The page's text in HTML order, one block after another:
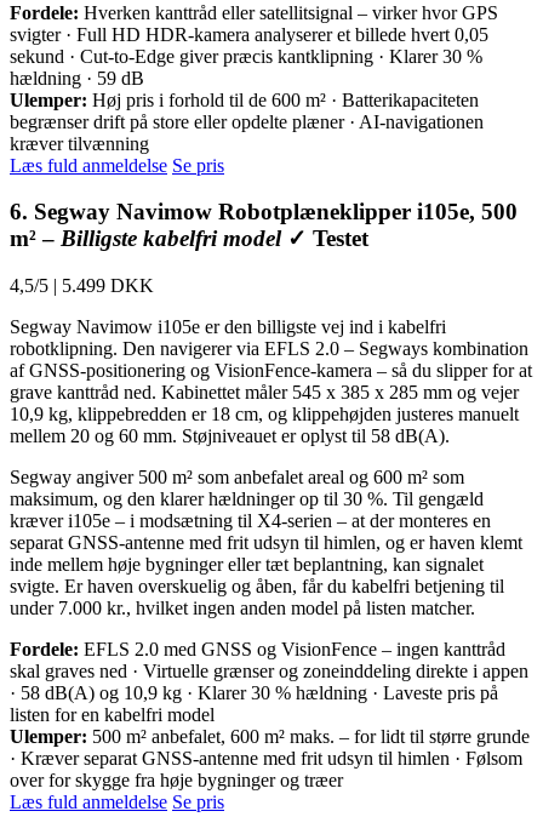
Fordele: Hverken kanttråd eller satellitsignal – virker hvor GPS
svigter · Full HD HDR-kamera analyserer et billede hvert 0,05
sekund · Cut-to-Edge giver præcis kantklipning · Klarer 30 %
hældning · 59 dB
Ulemper: Høj pris i forhold til de 600 m² · Batterikapaciteten
begrænser drift på store eller opdelte plæner · AI-navigationen
kræver tilvænning
Læs fuld anmeldelse Se pris
6. Segway Navimow Robotplæneklipper i105e, 500
m² – Billigste kabelfri model ✓ Testet
4,5/5 | 5.499 DKK
Segway Navimow i105e er den billigste vej ind i kabelfri
robotklipning. Den navigerer via EFLS 2.0 – Segways kombination
af GNSS-positionering og VisionFence-kamera – så du slipper for at
grave kanttråd ned. Kabinettet måler 545 x 385 x 285 mm og vejer
10,9 kg, klippebredden er 18 cm, og klippehøjden justeres manuelt
mellem 20 og 60 mm. Støjniveauet er oplyst til 58 dB(A).
Segway angiver 500 m² som anbefalet areal og 600 m² som
maksimum, og den klarer hældninger op til 30 %. Til gengæld
kræver i105e – i modsætning til X4-serien – at der monteres en
separat GNSS-antenne med frit udsyn til himlen, og er haven klemt
inde mellem høje bygninger eller tæt beplantning, kan signalet
svigte. Er haven overskuelig og åben, får du kabelfri betjening til
under 7.000 kr., hvilket ingen anden model på listen matcher.
Fordele: EFLS 2.0 med GNSS og VisionFence – ingen kanttråd
skal graves ned · Virtuelle grænser og zoneinddeling direkte i appen
· 58 dB(A) og 10,9 kg · Klarer 30 % hældning · Laveste pris på
listen for en kabelfri model
Ulemper: 500 m² anbefalet, 600 m² maks. – for lidt til større grunde
· Kræver separat GNSS-antenne med frit udsyn til himlen · Følsom
over for skygge fra høje bygninger og træer
Læs fuld anmeldelse Se pris